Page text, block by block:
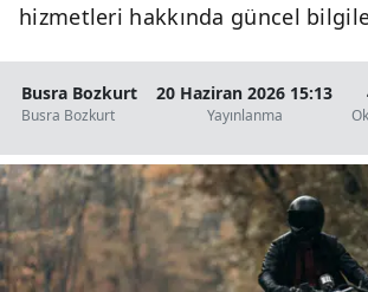
hizmetleri hakkında güncel
Busra Bozkurt
Busra Bozkurt
20 Haziran 2026 15:13
Yayınlanma